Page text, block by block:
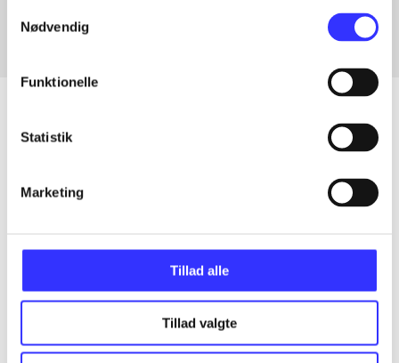
Nødvendig
Funktionelle
Statistik
Marketing
Tillad alle
Tillad valgte
Alle registrerede artikler fordelt på udgivelser
...
...